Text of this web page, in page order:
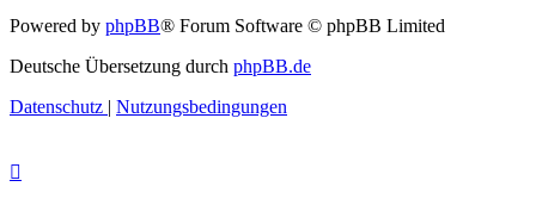
Powered by phpBB® Forum Software © phpBB Limited
Deutsche Übersetzung durch phpBB.de
Datenschutz | Nutzungsbedingungen